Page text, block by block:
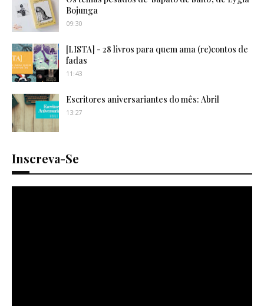
Bojunga
09:30
[LISTA] - 28 livros para quem ama (re)contos de
fadas
11:43
Escritores aniversariantes do mês: Abril
13:27
Inscreva-Se